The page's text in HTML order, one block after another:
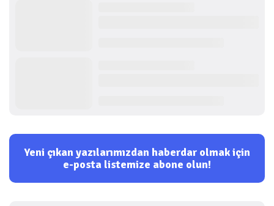
Yeni çıkan yazılarımızdan haberdar olmak için
e-posta listemize abone olun!